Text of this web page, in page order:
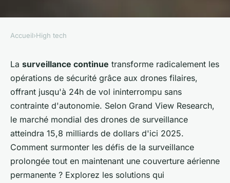
HIGH TECH
Drones tethered : une
surveillance prolongée à votre
service
admin•18 novembre 2025•8 min de lecture
Accueil›High tech
La surveillance continue transforme radicalement les
opérations de sécurité grâce aux drones filaires,
offrant jusqu'à 24h de vol ininterrompu sans
contrainte d'autonomie. Selon Grand View Research,
le marché mondial des drones de surveillance
atteindra 15,8 milliards de dollars d'ici 2025.
Comment surmonter les défis de la surveillance
prolongée tout en maintenant une couverture aérienne
permanente ? Explorez les solutions qui